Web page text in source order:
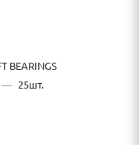
BEARINGS
— 25шт.